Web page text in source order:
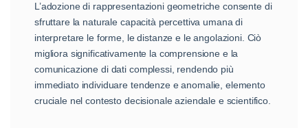
L’adozione di rappresentazioni geometriche consente di
sfruttare la naturale capacità percettiva umana di
interpretare le forme, le distanze e le angolazioni. Ciò
migliora significativamente la comprensione e la
comunicazione di dati complessi, rendendo più
immediato individuare tendenze e anomalie, elemento
cruciale nel contesto decisionale aziendale e scientifico.